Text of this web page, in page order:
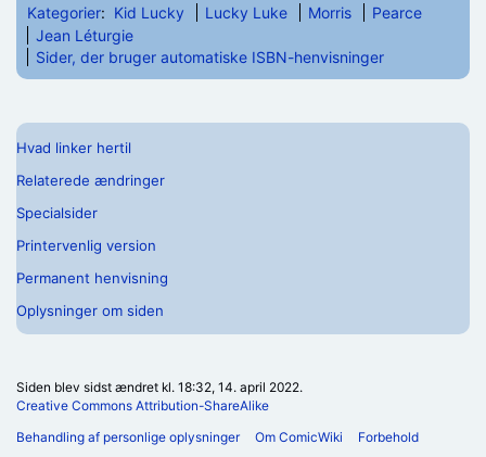
Kategorier: Kid Lucky Lucky Luke Morris
Pearce
Jean Léturgie
Sider, der bruger automatiske ISBN-henvisninger
Hvad linker hertil
Relaterede ændringer
Specialsider
Printervenlig version
Permanent henvisning
Oplysninger om siden
Siden blev sidst ændret kl. 18:32, 14. april 2022.
Creative Commons Attribution-ShareAlike
Behandling af personlige oplysninger
Om ComicWiki Forbehold